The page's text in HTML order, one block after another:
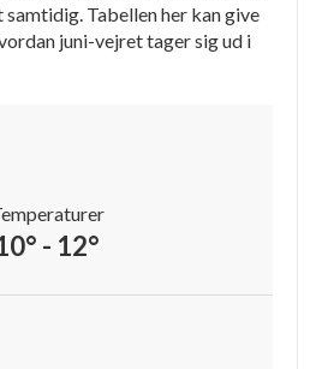
Tabellen her kan give
juni-vejret tager sig ud i
- 12°